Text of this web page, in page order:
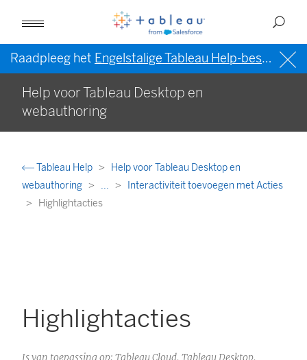
Raadpleeg het Engelstalige Tableau Help-bestand (VS)
Help voor Tableau Desktop en
webauthoring
Tableau Help
Help voor Tableau Desktop en
webauthoring
...
Interactiviteit toevoegen met Acties
Highlightacties
Highlightacties
Is van toepassing op: Tableau Cloud, Tableau Desktop,